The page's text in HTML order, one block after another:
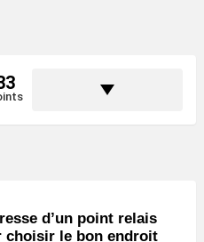
d’un point relais
choisir le bon endroit